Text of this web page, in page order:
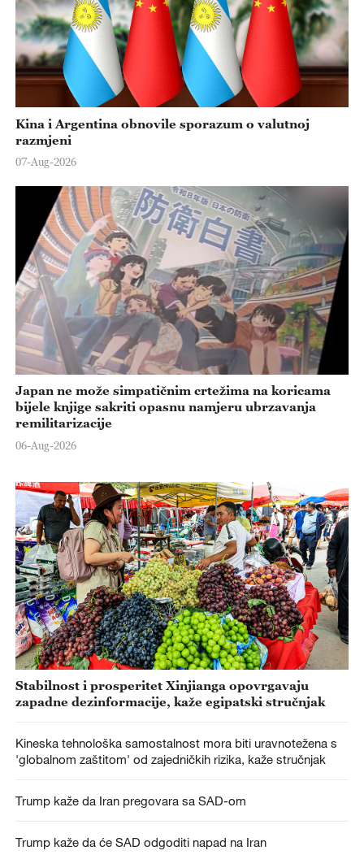
Kina i Argentina obnovile sporazum o valutnoj
razmjeni
07-Aug-2026
Japan ne može simpatičnim crtežima na koricama
bijele knjige sakriti opasnu namjeru ubrzavanja
remilitarizacije
06-Aug-2026
Stabilnost i prosperitet Xinjianga opovrgavaju
zapadne dezinformacije, kaže egipatski stručnjak
Kineska tehnološka samostalnost mora biti uravnotežena s
'globalnom zaštitom' od zajedničkih rizika, kaže stručnjak
Trump kaže da Iran pregovara sa SAD-om
Trump kaže da će SAD odgoditi napad na Iran